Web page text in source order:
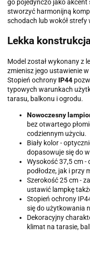
go pojedynczo jako
stworzyć harmonijną
schodach lub wokół strefy
Lekka
Model został wykonany z
zmienisz jego ustawienie
Stopień ochrony IP44
typowych warunkach
tarasu, balkonu i ogrodu.
Nowoczesny
bez otwartego
codziennym użyciu.
Biały kolor -
dopasowuje się do
Wysokość 37,5 cm -
podłodze, jak i przy
Szerokość 25 cm -
ustawić lampkę
Stopień ochrony
się do użytkowania
Dekoracyjny
klimat na tarasie,